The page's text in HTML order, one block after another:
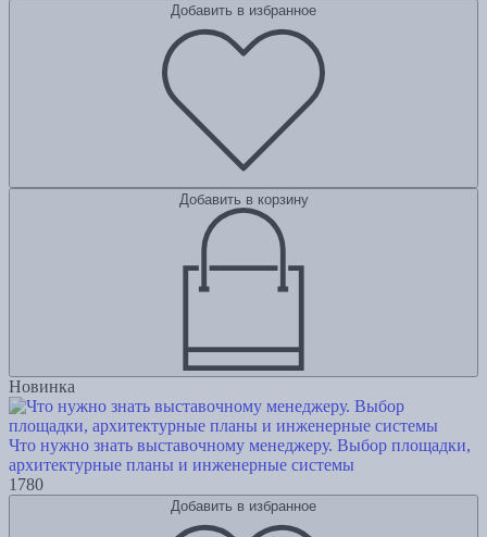
Добавить в избранное
Добавить в корзину
Новинка
Что нужно знать выставочному менеджеру. Выбор площадки,
архитектурные планы и инженерные системы
1780
Добавить в избранное